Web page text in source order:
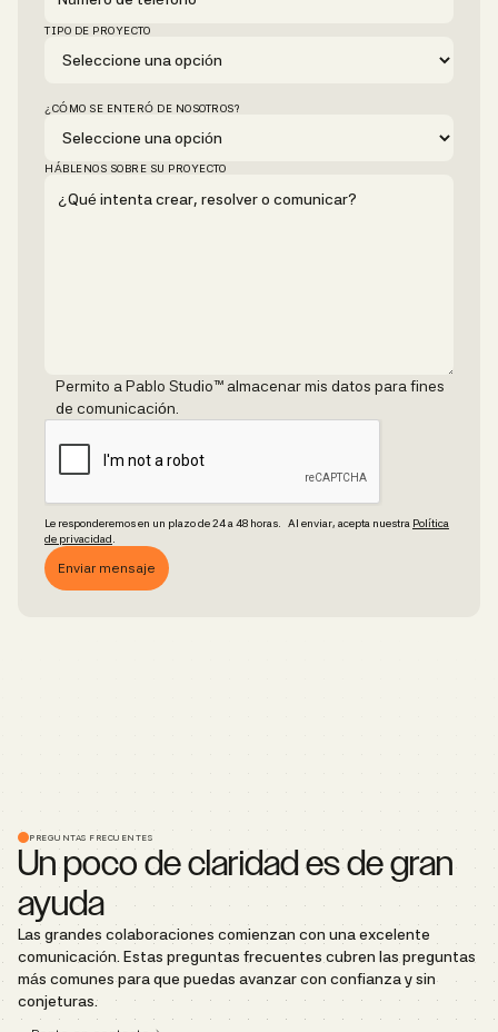
TIPO DE PROYECTO
¿CÓMO SE ENTERÓ DE NOSOTROS?
HÁBLENOS SOBRE SU PROYECTO
Permito a Pablo Studio™ almacenar mis datos para fines
de comunicación.
Le responderemos en un plazo de 24 a 48 horas. Al enviar, acepta nuestra Política
de privacidad
PREGUNTAS FRECUENTES
Un poco de claridad es de gran
ayuda
Las grandes colaboraciones comienzan con una excelente
comunicación. Estas preguntas frecuentes cubren las preguntas
más comunes para que puedas avanzar con confianza y sin
conjeturas.